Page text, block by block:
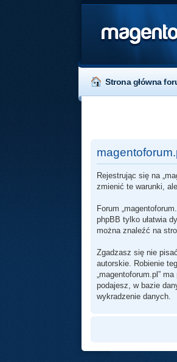
Strona główna
Rejestrując się na
zmienić te warunki,
Forum
phpBB tylko ułatwia
można znaleźć na
Zgadzasz się nie
autorskie. Robienie
„magentoforum.pl”
podajesz, w bazie
wykradzenie danych.